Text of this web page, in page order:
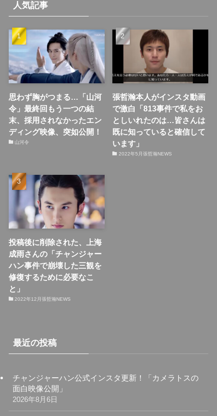
人気記事
思わず胸がつまる…「山河
令」最終回もう一つの結
末、採用されなかったエン
ディング映像、突如公開！
山河令
張哲瀚本人がインスタ動画
で激白「813事件で私をお
としいれたのは…皆さんは
既に知っていると確信して
います」
2022年5月張哲瀚NEWS
投稿後に削除された、上海
成雨さんの「チャンジャー
ハン事件で崩壊した三観を
修復するために必要なこ
と」
2022年12月張哲瀚NEWS
最近の投稿
チャンジャーハン公式インスタ更新！「カメラトスの
面白映像公開」
2026年8月6日